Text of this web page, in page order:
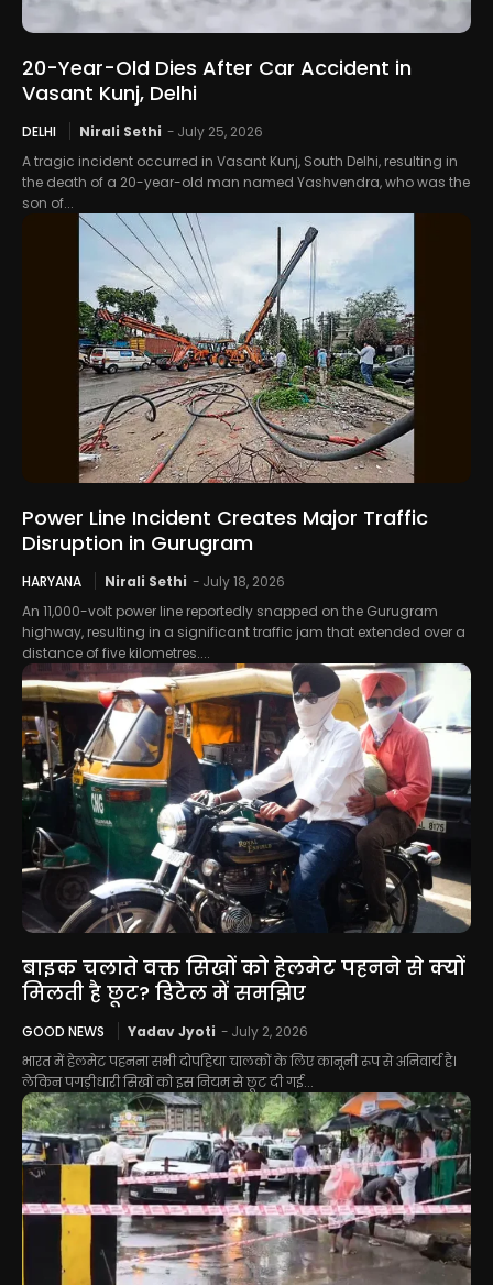
20-Year-Old Dies After Car Accident in
Vasant Kunj, Delhi
DELHI Nirali Sethi - July 25, 2026
A tragic incident occurred in Vasant Kunj, South Delhi, resulting in
the death of a 20-year-old man named Yashvendra, who was the
son of...
Power Line Incident Creates Major Traffic
Disruption in Gurugram
HARYANA Nirali Sethi - July 18, 2026
An 11,000-volt power line reportedly snapped on the Gurugram
highway, resulting in a significant traffic jam that extended over a
distance of five kilometres....
बाइक चलाते वक्त सिखों को हेलमेट पहनने से क्यों
मिलती है छूट? डिटेल में समझिए
GOOD NEWS Yadav Jyoti - July 2, 2026
भारत में हेलमेट पहनना सभी दोपहिया चालकों के लिए कानूनी रूप से अनिवार्य है।
लेकिन पगड़ीधारी सिखों को इस नियम से छूट दी गई...